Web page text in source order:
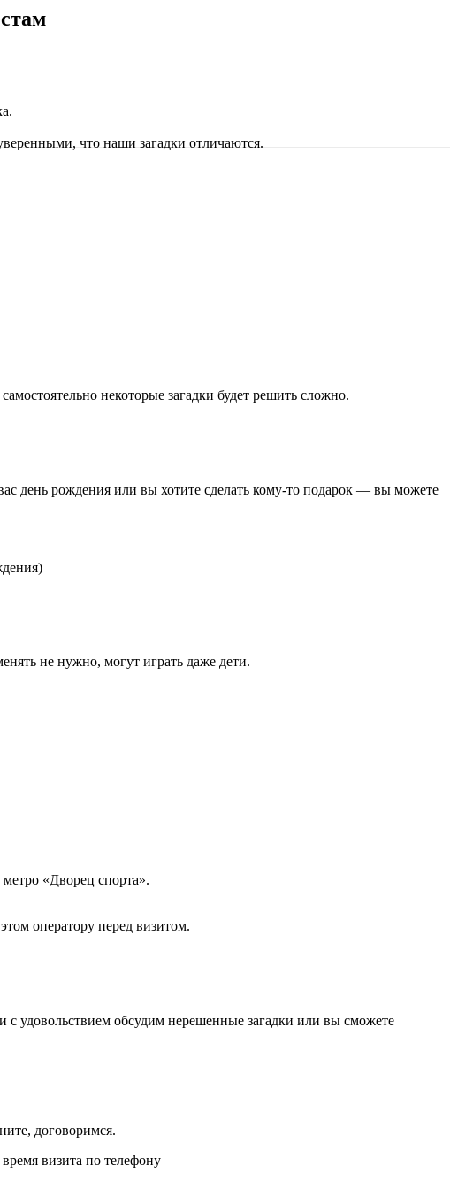
что наши загадки отличаются.
некоторые загадки будет решить сложно.
день рождения или вы хотите сделать кому-то подарок — вы можете
не нужно, могут играть даже дети.
«Дворец спорта».
оператору перед визитом.
удовольствием обсудим нерешенные загадки или вы сможете
договоримся.
визита по телефону